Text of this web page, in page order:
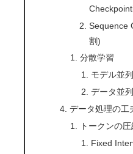
Sequence
割)
分散学習
モデル並
データ並
データ処理の工
トークンの
Fixed